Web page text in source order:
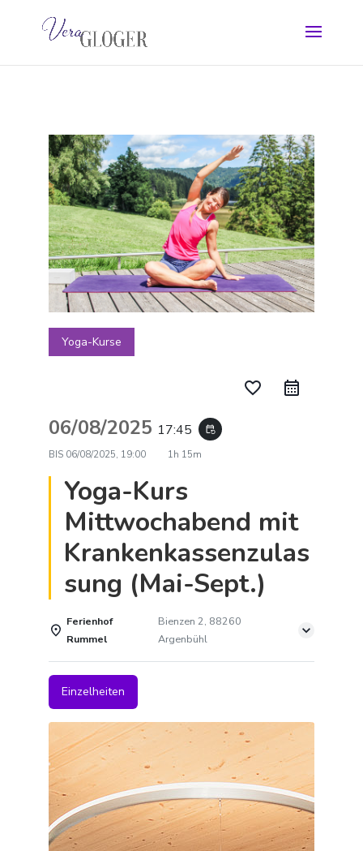
Yoga-Kurse
favorite_border
06/08/2025 17:45 event_repeat
BIS 06/08/2025, 19:00 1h 15m
Yoga-Kurs
Mittwochabend mit
Krankenkassenzulas
sung (Mai-Sept.)
Ferienhof
Rummel
Bienzen 2, 88260
Argenbühl
Einzelheiten